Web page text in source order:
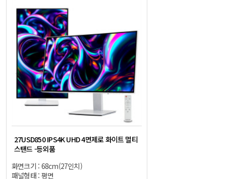
27USD850 IPS4K UHD 4면제로 화이트 멀티
스탠드 -등외품
화면크기 : 68cm(27인치)
패널형태 : 평면